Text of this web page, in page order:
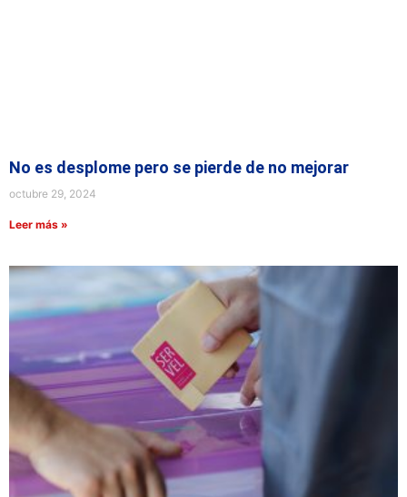
No es desplome pero se pierde de no mejorar
octubre 29, 2024
Leer más »